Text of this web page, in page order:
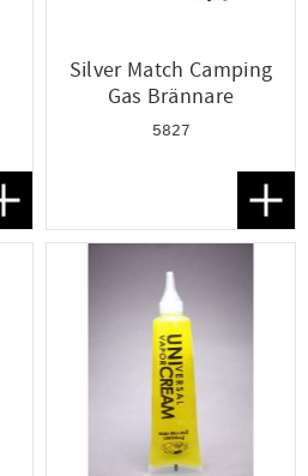
Lägg till i favoriter
Silver Match Camping
Gas Brännare
5827